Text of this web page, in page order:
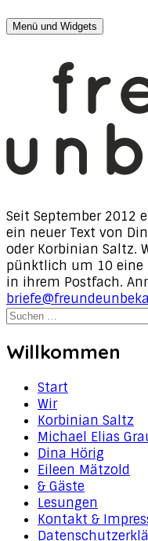
Inhalt
freunde, unbekannte
Texte von Dina Hörig,
Menü und Widgets
Seit September 2012
ein neuer Text von
oder Korbinian Saltz.
pünktlich um 10
in ihrem Postfach.
Suchen
Willkommen
Start
Wir
Korbinian Saltz
Michael Elias
Dina Hörig
Eileen Mätzold
& Gäste
Lesungen
Kontakt &